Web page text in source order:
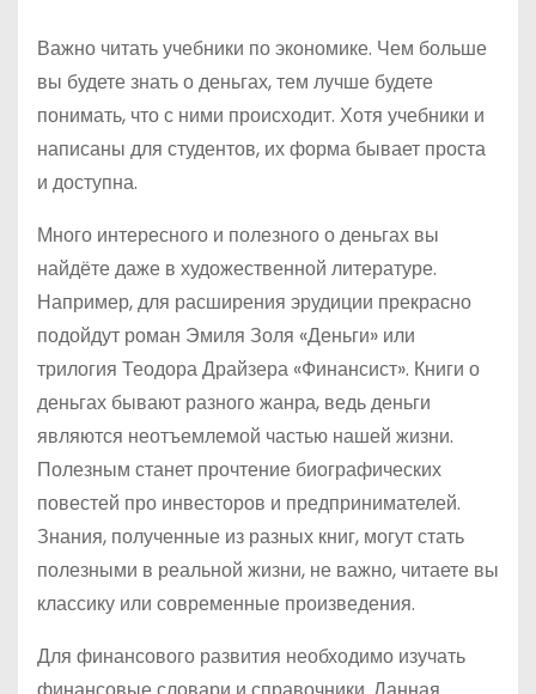
Важно читать учебники по экономике. Чем больше
вы будете знать о деньгах, тем лучше будете
понимать, что с ними происходит. Хотя учебники и
написаны для студентов, их форма бывает проста
и доступна.
Много интересного и полезного о деньгах вы
найдёте даже в художественной литературе.
Например, для расширения эрудиции прекрасно
подойдут роман Эмиля Золя «Деньги» или
трилогия Теодора Драйзера «Финансист». Книги о
деньгах бывают разного жанра, ведь деньги
являются неотъемлемой частью нашей жизни.
Полезным станет прочтение биографических
повестей про инвесторов и предпринимателей.
Знания, полученные из разных книг, могут стать
полезными в реальной жизни, не важно, читаете вы
классику или современные произведения.
Для финансового развития необходимо изучать